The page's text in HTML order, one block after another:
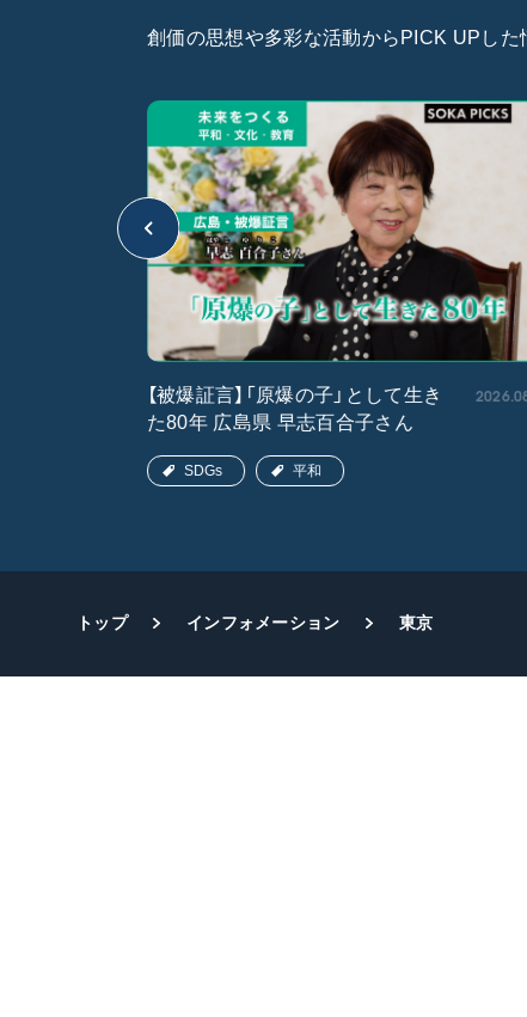
創価の思想や多彩な活動からPICK UPした
【被爆証言】「原爆の子」として生き
た80年 広島県 早志百合子さん
SDGs 平和
トップ インフォメーション 東京